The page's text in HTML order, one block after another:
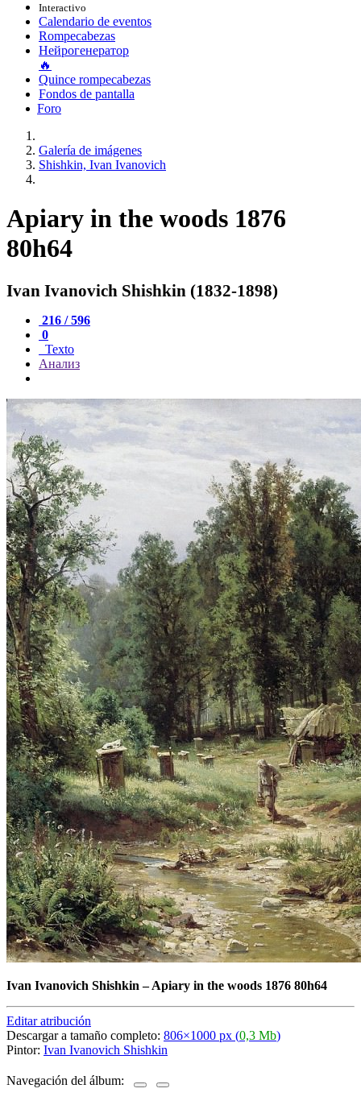
Interactivo
Calendario de eventos
Rompecabezas
Нейрогенератор
🔥
Quince rompecabezas
Fondos de pantalla
Foro
Galería de imágenes
Shishkin, Ivan Ivanovich
Apiary in the woods 1876
80h64
Ivan Ivanovich Shishkin (1832-1898)
216 / 596
0
Texto
Анализ
Ivan Ivanovich Shishkin –Apiary in the woods 1876 80h64
Editar atribución
Descargar a tamaño completo: 806×1000 px (0,3 Mb)
Pintor: Ivan Ivanovich Shishkin
Navegación del álbum: